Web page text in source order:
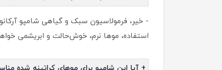
- خیر، فرمولاسیون سبک و گیاهی شامپو
استفاده، موها نرم، خوش‌حالت و ابریشمی